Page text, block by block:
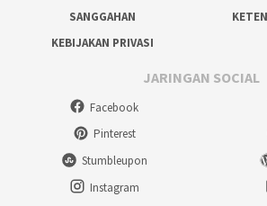
SANGGAHAN
KEBIJAKAN PRIVASI
JARINGAN SOCIAL
Facebook
Pinterest
Stumbleupon
Instagram